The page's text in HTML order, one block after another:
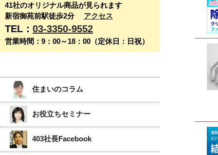
41社のオリジナル商品が見られます
新宿御苑前駅徒歩2分 アクセス
TEL： 03-3350-9552
営業時間：9：00～18：00（定休日：日祝）
住まいのコラム
お役立ちセミナー
403社長Facebook